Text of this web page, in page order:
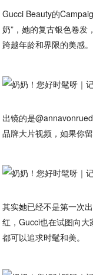
Gucci Beauty的
奶”，她的复古银色卷发
跨越年龄和界限的美感。
出镜的是
品牌大片视频，如果你
其实她已经不是第一次
红，Gucci也在试图向
都可以追求时髦和美。